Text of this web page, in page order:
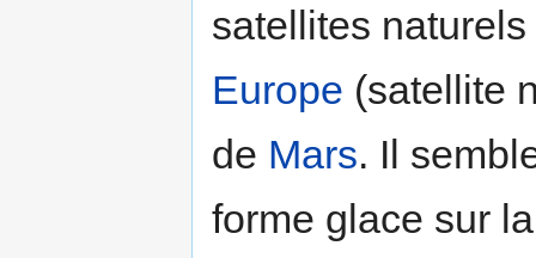
satellites
Europe (satellite
de Mars. Il
forme glace sur